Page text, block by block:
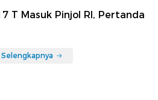
T Masuk Pinjol RI, Pertanda